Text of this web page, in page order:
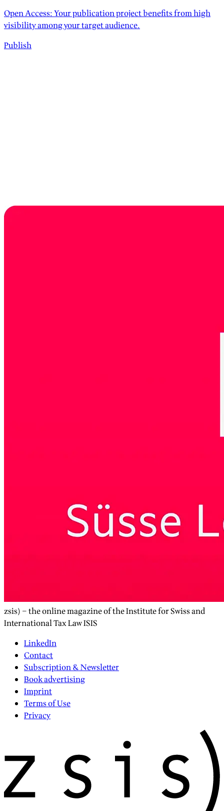
Open Access: Your publication project benefits from high
visibility among your target audience.
Publish
zsis) – the online magazine of the Institute for Swiss and
International Tax Law ISIS
LinkedIn
Contact
Subscription & Newsletter
Book advertising
Imprint
Terms of Use
Privacy